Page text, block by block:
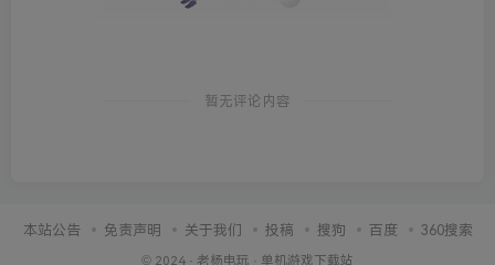
暂无评论内容
本站公告 免责声明 关于我们 投稿 搜狗 百度 360搜索
© 2024 · 老杨电玩 · 单机游戏下载站